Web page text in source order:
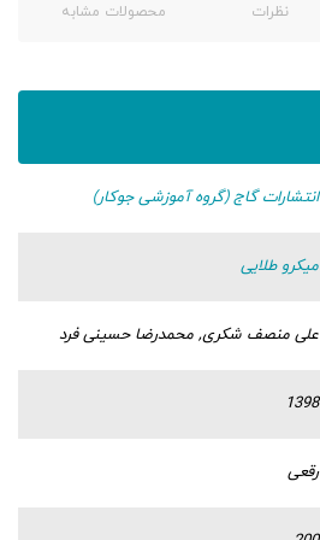
نظرات محصولات مشابه
انتشارات گاج (گروه آموزشی جوکار)
میکرو طلایی
علی منصف شکری, محمدرضا حسینی فرد
1398
رقعی